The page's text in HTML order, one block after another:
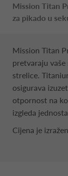
Mission Titan
za pikado u
Mission Titan
pretvaraju
strelice.
osigurava
otpornost na
izgleda
Cijena je